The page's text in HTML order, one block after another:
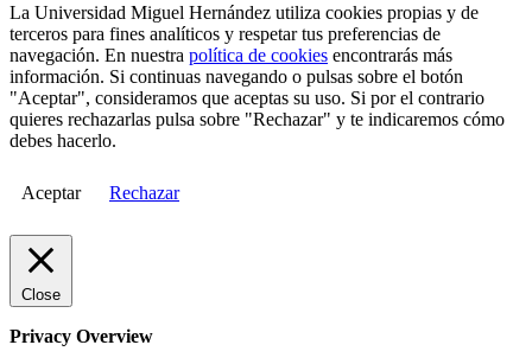
La Universidad Miguel Hernández utiliza cookies propias y de
terceros para fines analíticos y respetar tus preferencias de
navegación. En nuestra política de cookies encontrarás más
información. Si continuas navegando o pulsas sobre el botón
"Aceptar", consideramos que aceptas su uso. Si por el contrario
quieres rechazarlas pulsa sobre "Rechazar" y te indicaremos cómo
debes hacerlo.
Aceptar Rechazar
Close
Privacy Overview